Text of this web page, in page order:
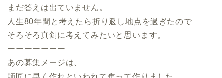
まだ答えは出ていません。
人生80年間と考えたら折り返し地点を過ぎたので
そろそろ真剣に考えてみたいと思います。
ーーーーーーー
あの募集メージは、
師匠に早く作れといわれて焦って作りました。